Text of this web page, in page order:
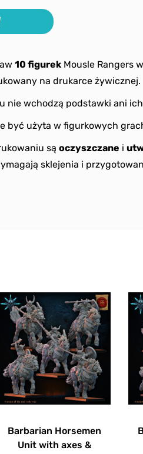
10 figurekMousle Rangers
na drukarce żywicznej.
nie wchodzą podstawki ani
być użyta w figurkowych
są oczyszczane i
sklejenia i
Barbarian Horsemen
Unit with axes &